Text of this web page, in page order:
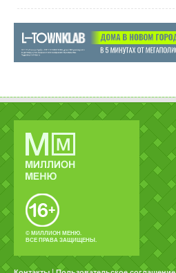
© МИЛЛИОН МЕНЮ.
ВСЕ ПРАВА ЗАЩИЩЕНЫ.